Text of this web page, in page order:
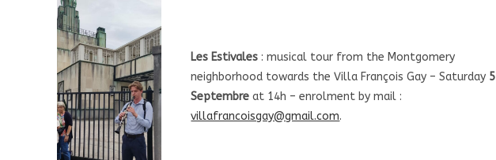
Les Estivales : musical tour from the Montgomery
neighborhood towards the Villa François Gay – Saturday 5
Septembre at 14h – enrolment by mail :
villafrancoisgay@gmail.com.